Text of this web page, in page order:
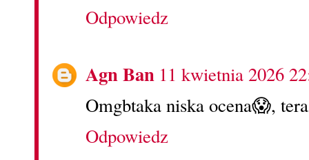
Odpowiedz
Agn Ban 11 kwietnia 2026
Omgbtaka niska ocena😱,
Odpowiedz